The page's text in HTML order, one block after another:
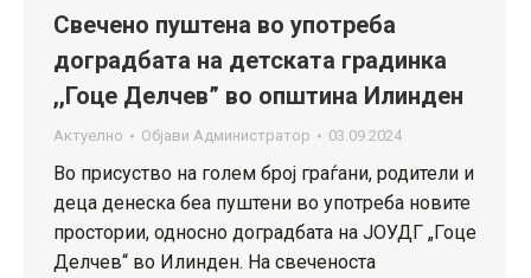
Свечено пуштена во употреба
доградбата на детската градинка
,,Гоце Делчев” во општина Илинден
Актуелно Објави Администратор 03.09.2024
Во присуство на голем број граѓани, родители и
деца денеска беа пуштени во употреба новите
простории, односно доградбата на ЈОУДГ „Гоце
Делчев“ во Илинден. На свеченоста